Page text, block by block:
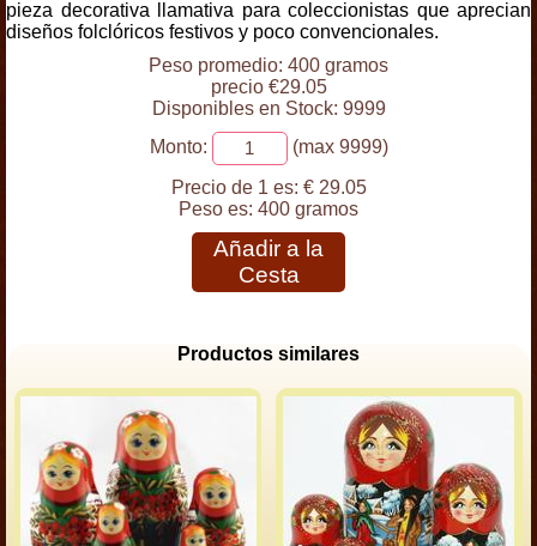
pieza decorativa llamativa para coleccionistas que aprecian
diseños folclóricos festivos y poco convencionales.
Peso promedio: 400 gramos
precio €29.05
Disponibles en Stock: 9999
Monto:
(max 9999)
Precio de 1 es: € 29.05
Peso es: 400 gramos
Añadir a la
Cesta
Productos similares